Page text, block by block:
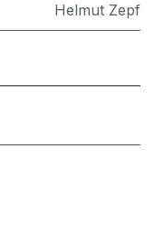
Helmut Zepf